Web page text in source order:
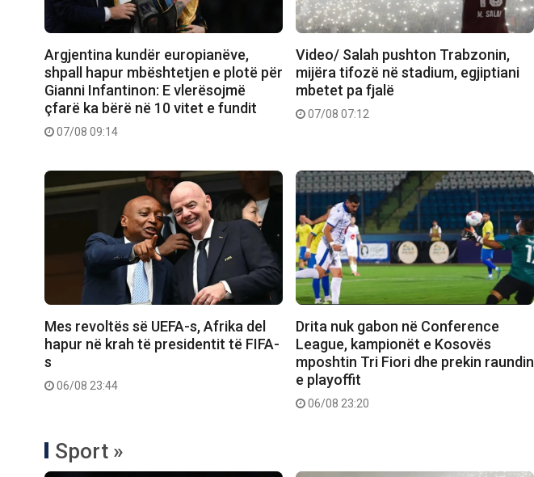
Argjentina kundër europianëve,
shpall hapur mbështetjen e plotë për
Gianni Infantinon: E vlerësojmë
çfarë ka bërë në 10 vitet e fundit
07/08 09:14
Video/ Salah pushton Trabzonin,
mijëra tifozë në stadium, egjiptiani
mbetet pa fjalë
07/08 07:12
Mes revoltës së UEFA-s, Afrika del
hapur në krah të presidentit të FIFA-
s
06/08 23:44
Drita nuk gabon në Conference
League, kampionët e Kosovës
mposhtin Tri Fiori dhe prekin raundin
e playoffit
06/08 23:20
Sport »